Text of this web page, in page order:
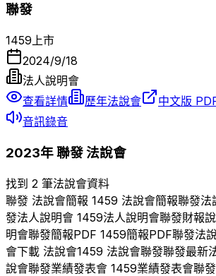
聯發
1459 上市
2024/9/18
法人說明會
查看詳情
歷年法說會 中文版
音訊錄音
2023年聯發法說會
找到 2 筆法說會資料
聯發 法說會簡報 1459 法說會簡報聯發法
發法人說明會 1459法人說明會聯發財報
明會聯發簡報PDF 1459簡報PDF聯發法
會下載 法說會1459 法說會聯發聯發最新
說會聯發業績發表會 1459業績發表會聯發